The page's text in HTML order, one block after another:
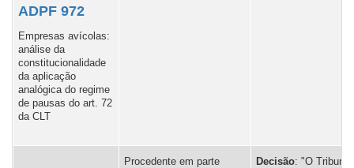
ADPF 972
Empresas avícolas:
análise da
constitucionalidade
da aplicação
analógica do regime
de pausas do art. 72
da CLT
Procedente em parte
Decisão: "O